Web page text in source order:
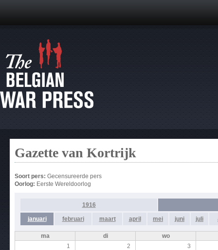
Gazette van Kortrijk
Soort pers: Gecensureerde pers
Oorlog: Eerste Wereldoorlog
1916
januari februari maart april mei juni juli
ma di
wo
1
2 3